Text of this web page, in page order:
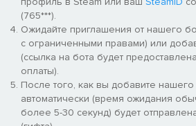
(765***).
Ожидайте приглашения от нашего
с ограниченными правами) или
(ссылка на бота будет
оплаты).
После того, как вы добавите нашего
автоматически (время ожидания
более 5-30 секунд) будет